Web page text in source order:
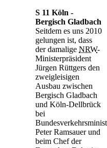
S 11 Köln -
Bergisch Gladbach
Seitdem es uns 2010
gelungen ist, dass
der damalige NRW-
Ministerpräsident
Jürgen Rüttgers den
zweigleisigen
Ausbau zwischen
Bergisch Gladbach
und Köln-Dellbrück
bei
Peter Ramsauer und
beim Chef der